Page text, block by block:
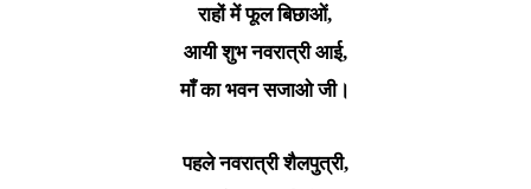
राहों में फूल बिछाओं,
आयी शुभ नवरात्री आई,
माँ का भवन सजाओ जी।
पहले नवरात्री शैलपुत्री,